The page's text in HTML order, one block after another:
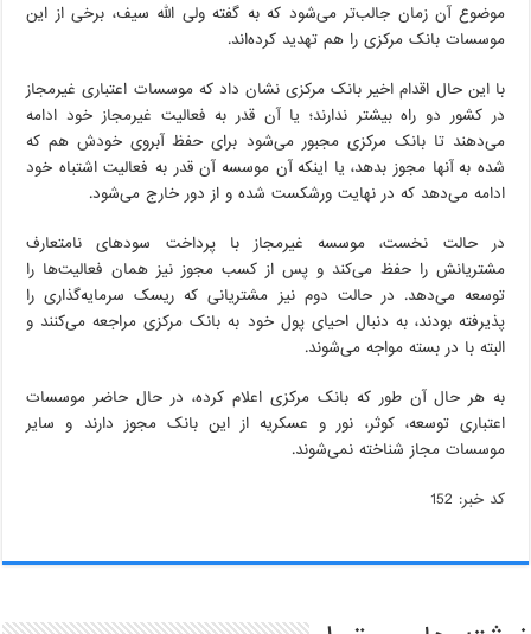
موضوع آن زمان جالب‌تر می‌شود که به گفته ولی الله سیف، برخی از این
موسسات بانک مرکزی را هم تهدید کرده‌اند.
با این حال اقدام اخیر بانک مرکزی نشان داد که موسسات اعتباری غیرمجاز
در کشور دو راه بیشتر ندارند؛ یا آن قدر به فعالیت غیرمجاز خود ادامه
می‌دهند تا بانک مرکزی مجبور می‌شود برای حفظ آبروی خودش هم که
شده به آنها مجوز بدهد، یا اینکه آن موسسه آن قدر به فعالیت اشتباه خود
ادامه می‌دهد که در نهایت ورشکست شده و از دور خارج می‌شود.
در حالت نخست، موسسه غیرمجاز با پرداخت سودهای نامتعارف
مشتریانش را حفظ می‌کند و پس از کسب مجوز نیز همان فعالیت‌ها را
توسعه می‌دهد. در حالت دوم نیز مشتریانی که ریسک سرمایه‌گذاری را
پذیرفته بودند، به دنبال احیای پول خود به بانک مرکزی مراجعه می‌کنند و
البته با در بسته مواجه می‌شوند.
به هر حال آن طور که بانک مرکزی اعلام کرده، در حال حاضر موسسات
اعتباری توسعه، کوثر، نور و عسکریه از این بانک مجوز دارند و سایر
موسسات مجاز شناخته نمی‌شوند.
کد خبر: 152